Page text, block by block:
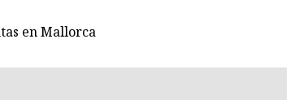
en Mallorca